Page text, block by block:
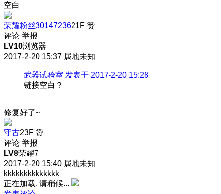
空白
荣耀粉丝3014723621F 赞
评论 举报
LV10浏览器
2017-2-20 15:37 属地未知
武器试验室 发表于 2017-2-20 15:28
链接空白？
修复好了~
守古23F 赞
评论 举报
LV8荣耀7
2017-2-20 15:40 属地未知
kkkkkkkkkkkkkk
正在加载, 请稍候...